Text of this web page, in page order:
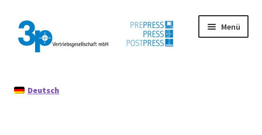
Zur
Navigation
springen
Zum
Inhalt
springen
Menü
Datenschutz
Deutsch